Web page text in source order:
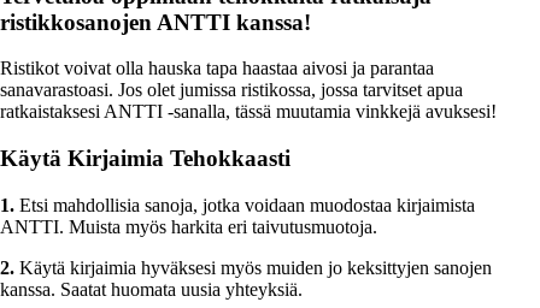
ristikkosanojen ANTTI kanssa!
Ristikot voivat olla hauska tapa haastaa aivosi ja parantaa
sanavarastoasi. Jos olet jumissa ristikossa, jossa tarvitset apua
ratkaistaksesi ANTTI -sanalla, tässä muutamia vinkkejä avuksesi!
Käytä Kirjaimia Tehokkaasti
1. Etsi mahdollisia sanoja, jotka voidaan muodostaa kirjaimista
ANTTI. Muista myös harkita eri taivutusmuotoja.
2. Käytä kirjaimia hyväksesi myös muiden jo keksittyjen sanojen
kanssa. Saatat huomata uusia yhteyksiä.